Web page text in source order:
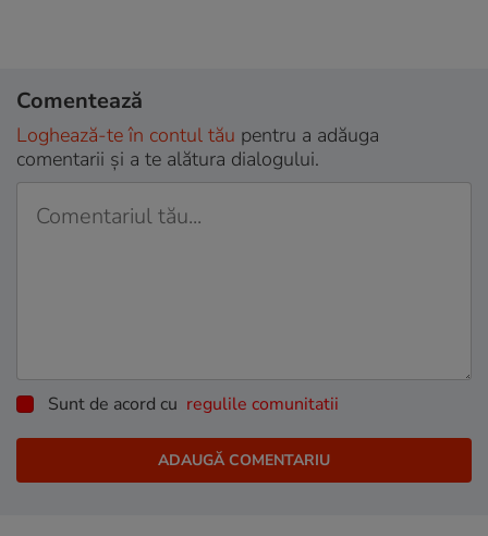
Comentează
Loghează-te în contul tău pentru a adăuga
comentarii și a te alătura dialogului.
Sunt de acord cu regulile comunitatii